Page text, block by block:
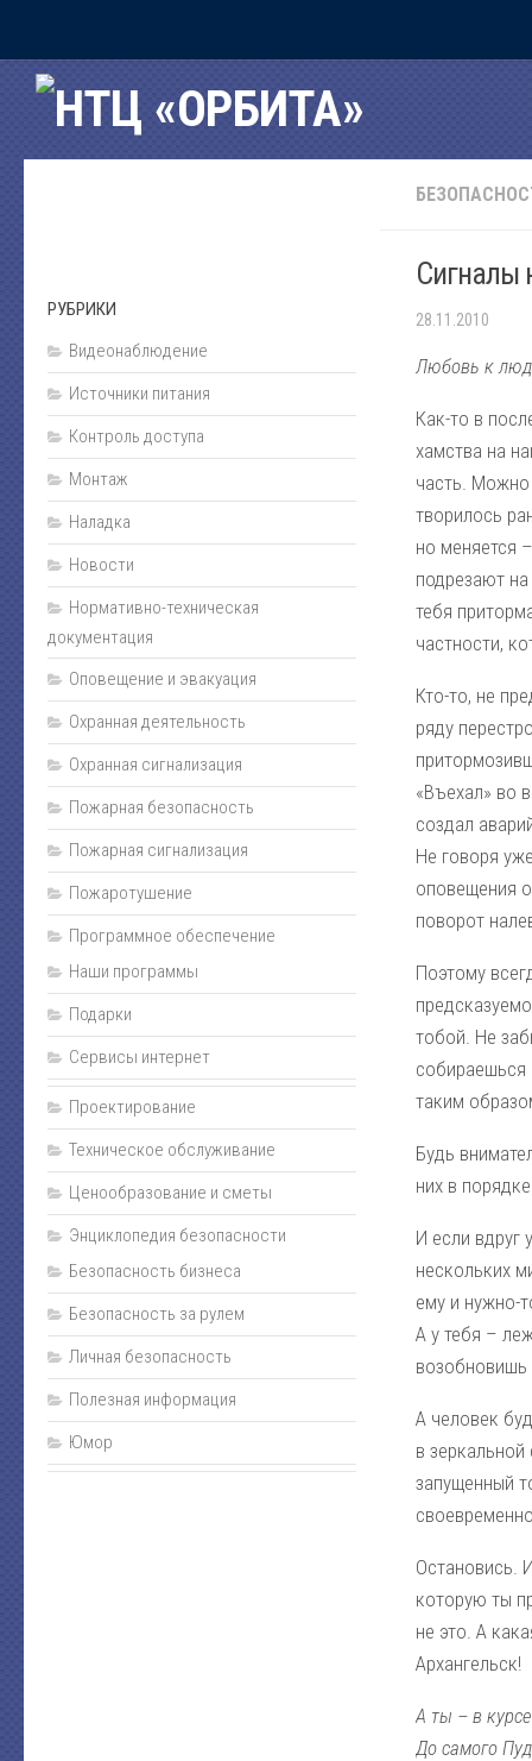
Главная
Рубрики
Пожарная безопасность
Источники питания
Проектирование
Охранная сигнализация
Охранная деятельность
Монтаж
Пожарная сигнализация
Энциклопедия безопасности
Юмор
Безопасность за рулем
Полезная информация
Личная безопасность
Наладка
Видеонаблюдение
Техническое обслуживание
Пожаротушение
Нормативно-техническая документация
Прайс
Карта сайта
Подарки
Интернет-магазин
Сигналы
28.11.2010
Любовь к
Как-то в
хамства на
часть. Можно
творилось
но меняется
подрезают
тебя
частности,
Кто-то, не
ряду
«Въехал» во
создал
Не говоря
оповещения
поворот
Поэтому
тобой. Не
собираешься
таким
Будь
них в
И если
нескольких
ему и нужно-
А у тебя –
возобновишь
А человек
в
запущенный
Остановись.
которую ты
не это. А
Архангельск!
А ты – в
До самого
РУБРИКИ
Видеонаблюдение
Источники питания
Контроль доступа
Монтаж
Наладка
Новости
Нормативно-техническая
документация
Оповещение и эвакуация
Охранная деятельность
Охранная сигнализация
Пожарная безопасность
Пожарная сигнализация
Пожаротушение
Программное обеспечение
Наши программы
Подарки
Сервисы интернет
Проектирование
Техническое обслуживание
Ценообразование и сметы
Энциклопедия безопасности
Безопасность бизнеса
Безопасность за рулем
Личная безопасность
Полезная информация
Юмор